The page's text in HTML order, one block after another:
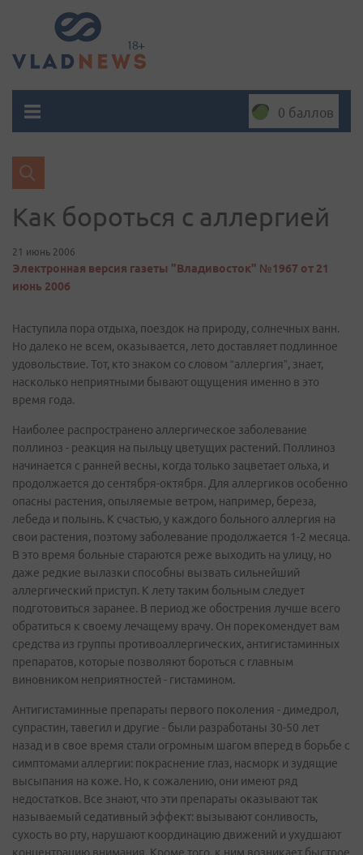
0 баллов
Как бороться с аллергией
21 июнь 2006
Электронная версия газеты "Владивосток" №1967 от 21
июнь 2006
Наступила пора отдыха, поездок на природу, солнечных ванн.
Но далеко не всем, оказывается, лето доставляет подлинное
удовольствие. Тот, кто знаком со словом “аллергия”, знает,
насколько неприятными бывают ощущения именно в это
время года.
Наиболее распространено аллергическое заболевание
поллиноз - реакция на пыльцу цветущих растений. Поллиноз
начинается с ранней весны, когда только зацветает ольха, и
продолжается до сентября-октября. Для аллергиков особенно
опасны растения, опыляемые ветром, например, береза,
лебеда и полынь. К счастью, у каждого больного аллергия на
свои растения, поэтому заболевание продолжается 1-2 месяца.
В это время больные стараются реже выходить на улицу, но
даже редкие вылазки способны вызвать сильнейший
аллергический приступ. К лету таким больным следует
подготовиться заранее. В период же обострения лучше всего
обратиться к своему лечащему врачу. Он порекомендует вам
средства из группы противоаллергических, антигистаминных
препаратов, которые позволяют бороться с главным
виновником неприятностей - гистамином.
Антигистаминные препараты первого поколения - димедрол,
супрастин, тавегил и другие - были разработаны 30-50 лет
назад и в свое время стали огромным шагом вперед в борьбе с
симптомами аллергии: покраснение глаз, насморк и зудящие
высыпания на коже. Но, к сожалению, они имеют ряд
недостатков. Все знают, что эти препараты оказывают так
называемый седативный эффект: вызывают сонливость,
сухость во рту, нарушают координацию движений и ухудшают